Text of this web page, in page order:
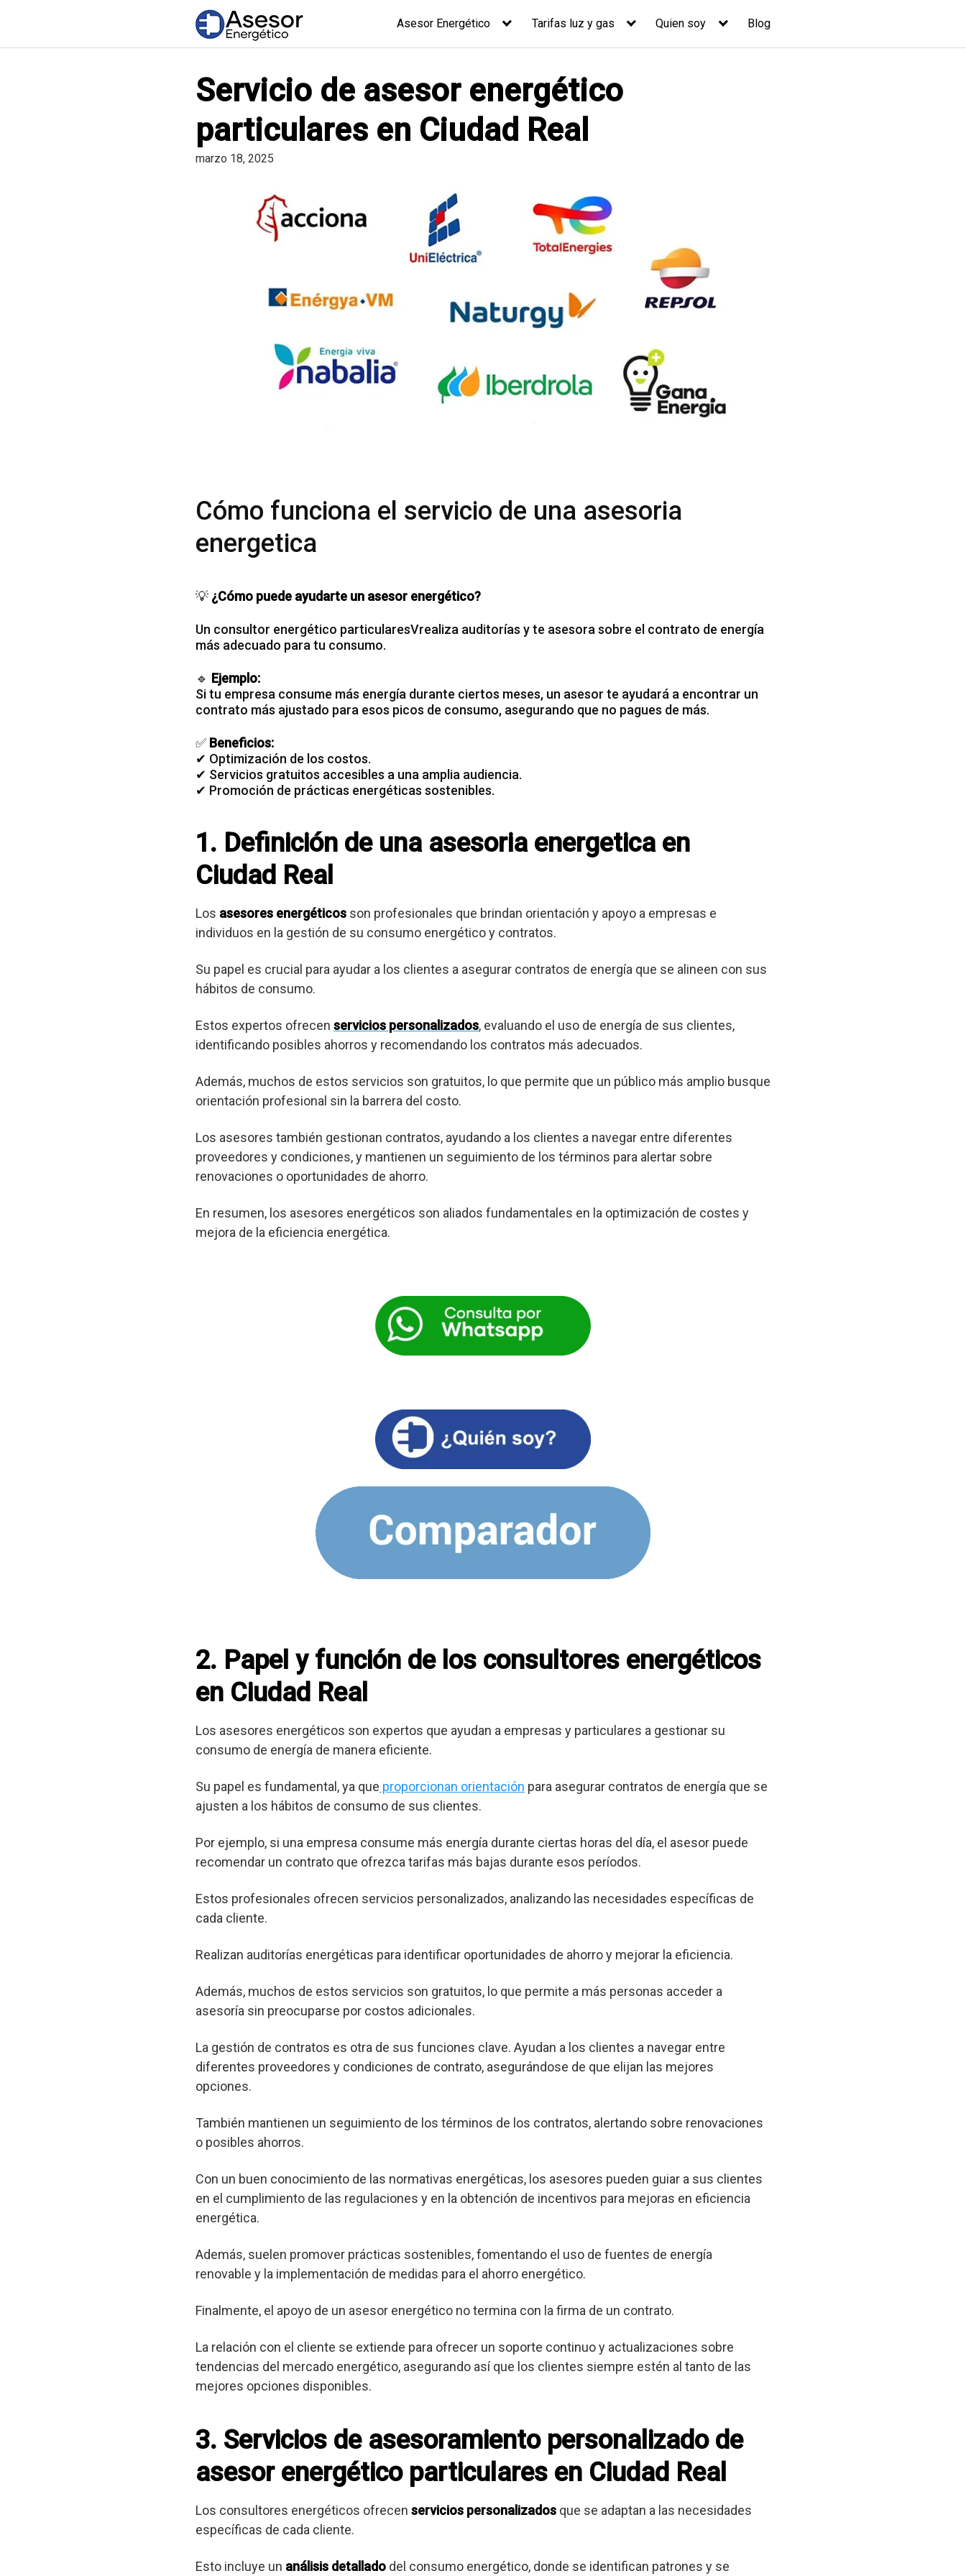
Asesor Energético Tarifas luz y gas Quien soy Blog
Servicio de asesor energético
particulares en Ciudad Real
marzo 18, 2025
Cómo funciona el servicio de una asesoria
energetica
💡 ¿Cómo puede ayudarte un asesor energético?
Un consultor energético particularesVrealiza auditorías y te asesora sobre el contrato de energía
más adecuado para tu consumo.
🔹 Ejemplo:
Si tu empresa consume más energía durante ciertos meses, un asesor te ayudará a encontrar un
contrato más ajustado para esos picos de consumo, asegurando que no pagues de más.
✅ Beneficios:
✔ Optimización de los costos.
✔ Servicios gratuitos accesibles a una amplia audiencia.
✔ Promoción de prácticas energéticas sostenibles.
1. Definición de una asesoria energetica en
Ciudad Real
Los asesores energéticos son profesionales que brindan orientación y apoyo a empresas e
individuos en la gestión de su consumo energético y contratos.
Su papel es crucial para ayudar a los clientes a asegurar contratos de energía que se alineen con sus
hábitos de consumo.
Estos expertos ofrecen servicios personalizados, evaluando el uso de energía de sus clientes,
identificando posibles ahorros y recomendando los contratos más adecuados.
Además, muchos de estos servicios son gratuitos, lo que permite que un público más amplio busque
orientación profesional sin la barrera del costo.
Los asesores también gestionan contratos, ayudando a los clientes a navegar entre diferentes
proveedores y condiciones, y mantienen un seguimiento de los términos para alertar sobre
renovaciones o oportunidades de ahorro.
En resumen, los asesores energéticos son aliados fundamentales en la optimización de costes y
mejora de la eficiencia energética.
2. Papel y función de los consultores energéticos
en Ciudad Real
Los asesores energéticos son expertos que ayudan a empresas y particulares a gestionar su
consumo de energía de manera eficiente.
Su papel es fundamental, ya que proporcionan orientación para asegurar contratos de energía que se
ajusten a los hábitos de consumo de sus clientes.
Por ejemplo, si una empresa consume más energía durante ciertas horas del día, el asesor puede
recomendar un contrato que ofrezca tarifas más bajas durante esos períodos.
Estos profesionales ofrecen servicios personalizados, analizando las necesidades específicas de
cada cliente.
Realizan auditorías energéticas para identificar oportunidades de ahorro y mejorar la eficiencia.
Además, muchos de estos servicios son gratuitos, lo que permite a más personas acceder a
asesoría sin preocuparse por costos adicionales.
La gestión de contratos es otra de sus funciones clave. Ayudan a los clientes a navegar entre
diferentes proveedores y condiciones de contrato, asegurándose de que elijan las mejores
opciones.
También mantienen un seguimiento de los términos de los contratos, alertando sobre renovaciones
o posibles ahorros.
Con un buen conocimiento de las normativas energéticas, los asesores pueden guiar a sus clientes
en el cumplimiento de las regulaciones y en la obtención de incentivos para mejoras en eficiencia
energética.
Además, suelen promover prácticas sostenibles, fomentando el uso de fuentes de energía
renovable y la implementación de medidas para el ahorro energético.
Finalmente, el apoyo de un asesor energético no termina con la firma de un contrato.
La relación con el cliente se extiende para ofrecer un soporte continuo y actualizaciones sobre
tendencias del mercado energético, asegurando así que los clientes siempre estén al tanto de las
mejores opciones disponibles.
3. Servicios de asesoramiento personalizado de
asesor energético particulares en Ciudad Real
Los consultores energéticos ofrecen servicios personalizados que se adaptan a las necesidades
específicas de cada cliente.
Esto incluye un análisis detallado del consumo energético, donde se identifican patrones y se